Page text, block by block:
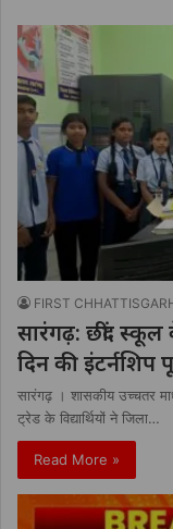
FIRST
सारंगढ़: छींद स्कूल
दिन की
सारंगढ़ । शासकीय उच्चतर
ट्रेड के विद्यार्थियों ने जिला…
Read More »